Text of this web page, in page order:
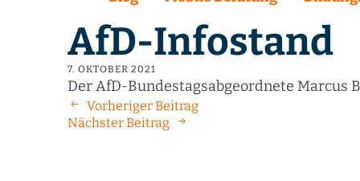
AfD-Infostand
7. OKTOBER 2021
Der AfD-Bundestagsabgeordnete Marcus
Vorheriger Beitrag
Nächster Beitrag